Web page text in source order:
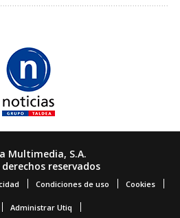
Multimedia, S.A.
reservados
Condiciones de uso Cookies
Administrar Utiq